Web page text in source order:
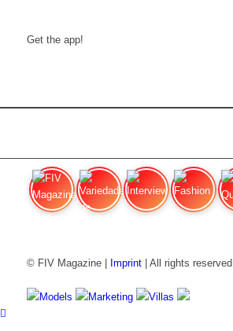
Get the app!
© FIV Magazine | Imprint| All rights reserved.
Models Marketing Villas